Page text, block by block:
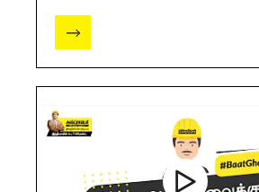
அல்ட்ராடெக் சிமென்ட் வழங்கும்
வீடுசம்பந்த விஷயம்.
#BaatGharKI -http://bit.ly/